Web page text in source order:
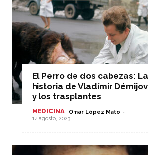
El Perro de dos cabezas: La
historia de Vladímir Démijov
y los trasplantes
MEDICINA Omar López Mato -
14 agosto, 2023